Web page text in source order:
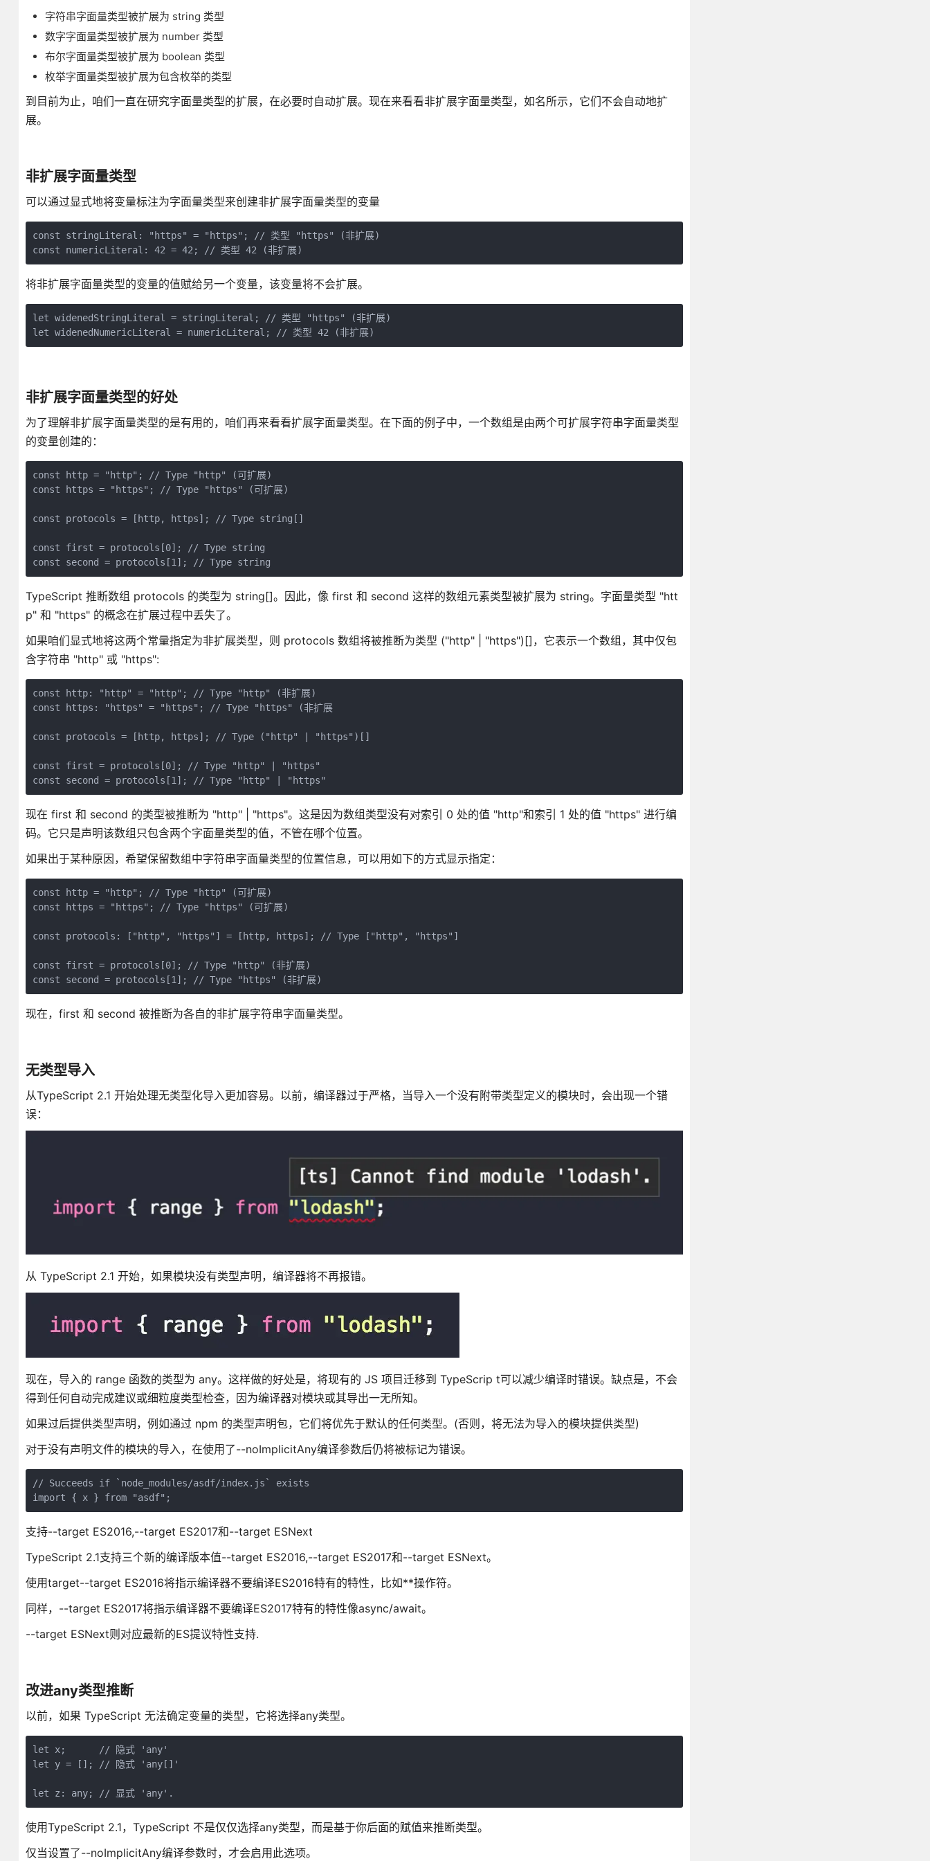
字符串字面量类型被扩展为 string 类型
数字字面量类型被扩展为 number 类型
布尔字面量类型被扩展为 boolean 类型
枚举字面量类型被扩展为包含枚举的类型
到目前为止，咱们一直在研究字面量类型的扩展，在必要时自动扩展。现在来看看非扩展字面量类型，如名所示，它们不会自动地扩
展。
非扩展字面量类型
可以通过显式地将变量标注为字面量类型来创建非扩展字面量类型的变量
const stringLiteral: "https" = "https"; // 类型 "https" (非扩展)
将非扩展字面量类型的变量的值赋给另一个变量，该变量将不会扩展。
let widenedStringLiteral = stringLiteral; // 类型 "https" (非扩展)
非扩展字面量类型的好处
为了理解非扩展字面量类型的是有用的，咱们再来看看扩展字面量类型。在下面的例子中，一个数组是由两个可扩展字符串字面量类型
的变量创建的：
const http = "http"; // Type "http" (可扩展)
const https = "https"; // Type "https" (可扩展)
const protocols = [http, https]; // Type string[]
const first = protocols[0]; // Type string
TypeScript 推断数组 protocols 的类型为 string[]。因此，像 first 和 second 这样的数组元素类型被扩展为 string。字面量类型 "htt
p" 和 "https" 的概念在扩展过程中丢失了。
如果咱们显式地将这两个常量指定为非扩展类型，则 protocols 数组将被推断为类型 ("http" | "https")[]，它表示一个数组，其中仅包
含字符串 "http" 或 "https":
const http: "http" = "http"; // Type "http" (非扩展)
const https: "https" = "https"; // Type "https" (非扩展
const protocols = [http, https]; // Type ("http" | "https")[]
const first = protocols[0]; // Type "http" | "https"
现在 first 和 second 的类型被推断为 "http" | "https"。这是因为数组类型没有对索引 0 处的值 "http"和索引 1 处的值 "https" 进行编
码。它只是声明该数组只包含两个字面量类型的值，不管在哪个位置。
如果出于某种原因，希望保留数组中字符串字面量类型的位置信息，可以用如下的方式显示指定：
const http = "http"; // Type "http" (可扩展)
const https = "https"; // Type "https" (可扩展)
const protocols: ["http", "https"] = [http, https]; // Type ["http", "https"]
const first = protocols[0]; // Type "http" (非扩展)
现在，first 和 second 被推断为各自的非扩展字符串字面量类型。
无类型导入
从TypeScript 2.1 开始处理无类型化导入更加容易。以前，编译器过于严格，当导入一个没有附带类型定义的模块时，会出现一个错
误：
从 TypeScript 2.1 开始，如果模块没有类型声明，编译器将不再报错。
现在，导入的 range 函数的类型为 any。这样做的好处是，将现有的 JS 项目迁移到 TypeScrip t可以减少编译时错误。缺点是，不会
得到任何自动完成建议或细粒度类型检查，因为编译器对模块或其导出一无所知。
如果过后提供类型声明，例如通过 npm 的类型声明包，它们将优先于默认的任何类型。(否则，将无法为导入的模块提供类型)
对于没有声明文件的模块的导入，在使用了--noImplicitAny编译参数后仍将被标记为错误。
// Succeeds if `node_modules/asdf/index.js` exists
支持--target ES2016,--target ES2017和--target ESNext
TypeScript 2.1支持三个新的编译版本值--target ES2016,--target ES2017和--target ESNext。
使用target--target ES2016将指示编译器不要编译ES2016特有的特性，比如**操作符。
同样，--target ES2017将指示编译器不要编译ES2017特有的特性像async/await。
--target ESNext则对应最新的ES提议特性支持.
改进any类型推断
以前，如果 TypeScript 无法确定变量的类型，它将选择any类型。
let x;      // 隐式 'any'
let y = []; // 隐式 'any[]'
let z: any; // 显式 'any'.
使用TypeScript 2.1，TypeScript 不是仅仅选择any类型，而是基于你后面的赋值来推断类型。
仅当设置了--noImplicitAny编译参数时，才会启用此选项。